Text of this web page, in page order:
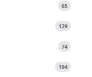
65
129
74
194